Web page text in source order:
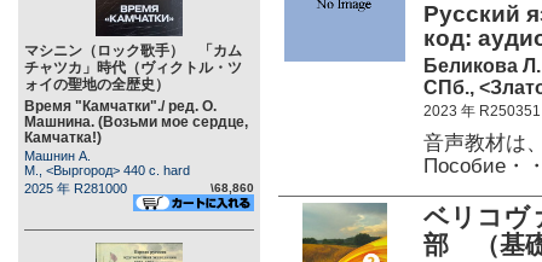
マシニン（ロック歌手） 「カム
チャツカ」時代（ヴィクトル・ツ
ォイの聖地の全歴史）
Время "Камчатки"./ ред. О.
Машнина. (Возьми мое сердце,
Камчатка!)
Машнин А.
М., <Выргород> 440 c. hard
2025 年 R281000
\68,860
Русский
код:
Беликова
СПб.,
2023 年 R250351
音声教材は
Пособие・
ベリコ
部 （基